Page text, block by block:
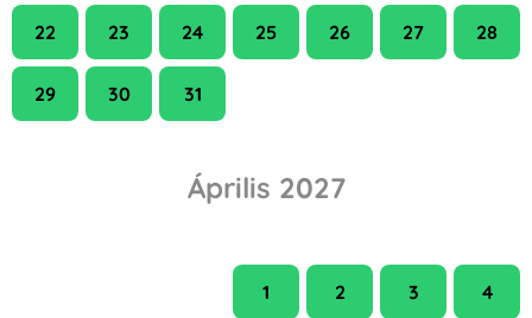
22 23 24 25 26 27 28
29 30 31
Április 2027
1
2 3 4